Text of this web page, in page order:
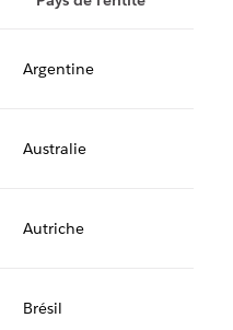
Argentine
Australie
Autriche
Brésil